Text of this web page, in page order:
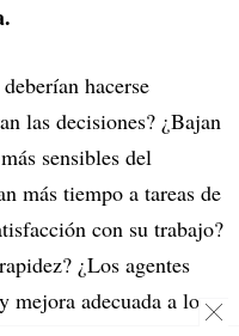
hacerse
las decisiones? ¿Bajan
sensibles del
más tiempo a tareas de
con su trabajo?
¿Los agentes
mejora adecuada a lo